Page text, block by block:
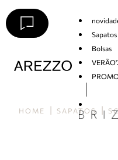
Sapatos
Bolsas
HOME SAPATOS